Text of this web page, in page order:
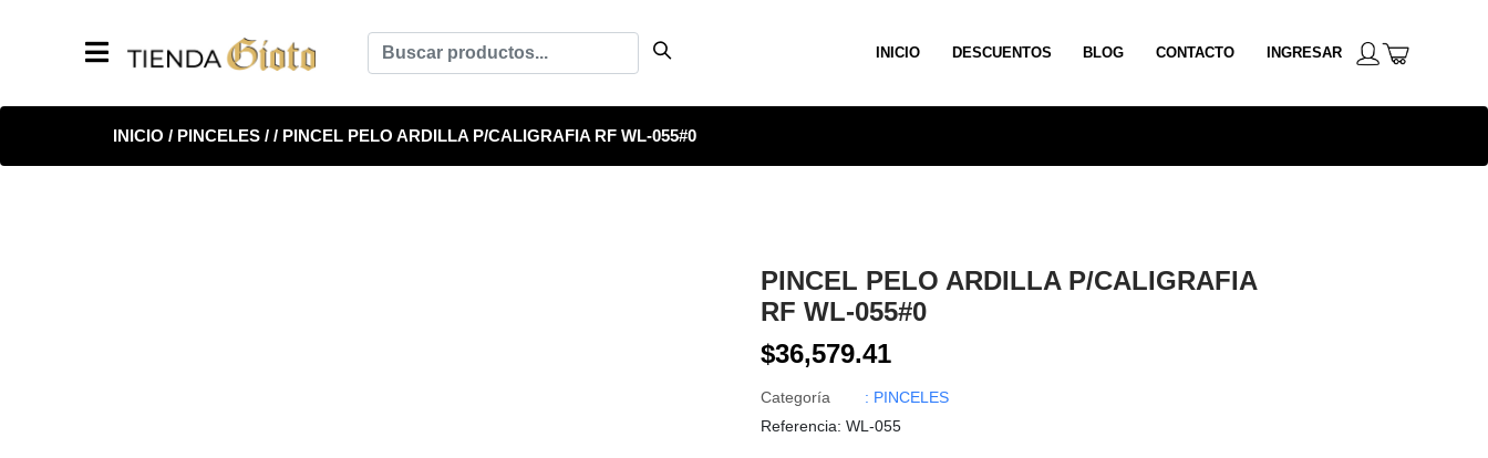
INICIO DESCUENTOS BLOG CONTACTO INGRESAR
INICIO / PINCELES / / PINCEL PELO ARDILLA P/CALIGRAFIA RF WL-055#0
PINCEL PELO ARDILLA P/CALIGRAFIA
RF WL-055#0
$36,579.41
Categoría
: PINCELES
Referencia: WL-055